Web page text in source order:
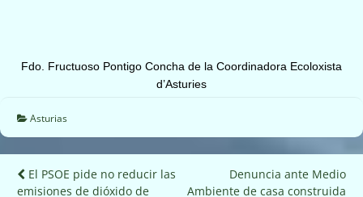
Fdo. Fructuoso Pontigo Concha de la Coordinadora Ecoloxista
d’Asturies
Asturias
Navegación
El PSOE pide no reducir las
emisiones de dióxido de
Denuncia ante Medio
Ambiente de casa construida